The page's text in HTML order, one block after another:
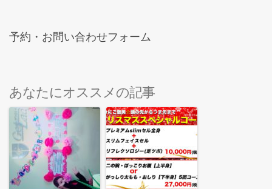
予約・お問い合わせフォーム
あなたにオススメの記事